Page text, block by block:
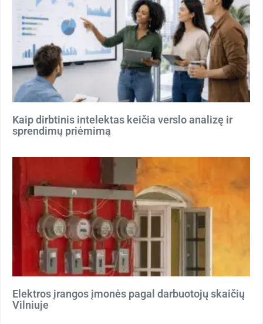
Kaip dirbtinis intelektas keičia verslo analizę ir
sprendimų priėmimą
Elektros įrangos įmonės pagal darbuotojų skaičių
Vilniuje